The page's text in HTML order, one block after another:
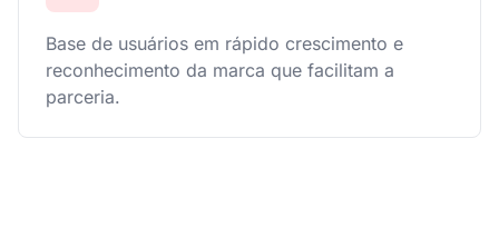
Base de usuários em rápido crescimento e
reconhecimento da marca que facilitam a
parceria.